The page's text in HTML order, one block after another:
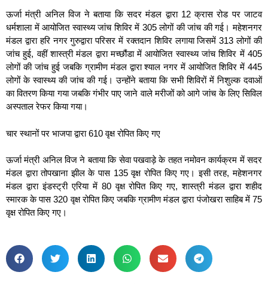
ऊर्जा मंत्री अनिल विज ने बताया कि सदर मंडल द्वारा 12 क्रास रोड पर जाटव
धर्मशाला में आयोजित स्वास्थ्य जांच शिविर में 305 लोगों की जांच की गई। महेशनगर
मंडल द्वारा हरि नगर गुरुद्वारा परिसर में रक्तदान शिविर लगाया जिसमें 313 लोगों की
जांच हुई, वहीं शास्त्री मंडल द्वारा मच्छौंडा में आयोजित स्वास्थ्य जांच शिविर में 405
लोगों की जांच हुई जबकि ग्रामीण मंडल द्वारा श्याल नगर में आयोजित शिविर में 445
लोगों के स्वास्थ्य की जांच की गई। उन्होंने बताया कि सभी शिविरों में निशुल्क दवाओं
का वितरण किया गया जबकि गंभीर पाए जाने वाले मरीजों को आगे जांच के लिए सिविल
अस्पताल रेफर किया गया।
चार स्थानों पर भाजपा द्वारा 610 वृक्ष रोपित किए गए
ऊर्जा मंत्री अनिल विज ने बताया कि सेवा पखवाड़े के तहत नमोवन कार्यक्रम में सदर
मंडल द्वारा तोपखाना झील के पास 135 वृक्ष रोपित किए गए। इसी तरह, महेशनगर
मंडल द्वारा इंडस्ट्री एरिया में 80 वृक्ष रोपित किए गए, शास्त्री मंडल द्वारा शहीद
स्मारक के पास 320 वृक्ष रोपित किए जबकि ग्रामीण मंडल द्वारा पंजोखरा साहिब में 75
वृक्ष रोपित किए गए।